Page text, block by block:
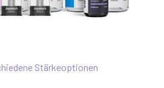
Stärkeoptionen